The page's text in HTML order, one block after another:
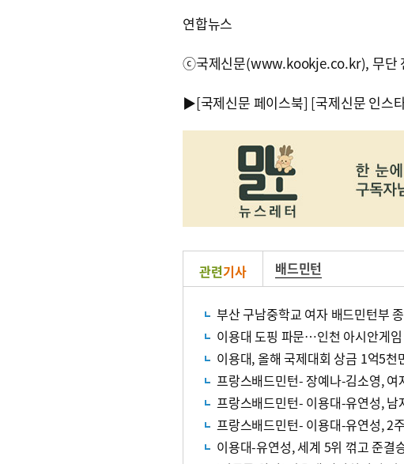
연합뉴스
ⓒ국제신문(www.kookje.co.kr), 무단
▶[국제신문 페이스북] [국제신문 인스
관련기사 배드민턴
부산 구남중학교 여자 배드민턴부
이용대 도핑 파문…인천 아시안게
이용대, 올해 국제대회 상금 1억5
프랑스배드민턴- 장예나-김소영, 여
프랑스배드민턴- 이용대-유연성, 남
프랑스배드민턴- 이용대-유연성, 2
이용대-유연성, 세계 5위 꺾고 준결